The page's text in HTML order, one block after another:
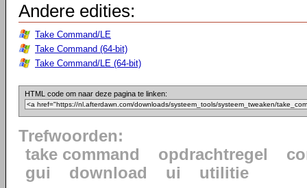
Andere edities:
Take Command/LE
Take Command (64-bit)
Take Command/LE (64-bit)
HTML code om naar deze pagina te linken:
Trefwoorden:
take command
opdrachtregel
gui
download ui utilitie